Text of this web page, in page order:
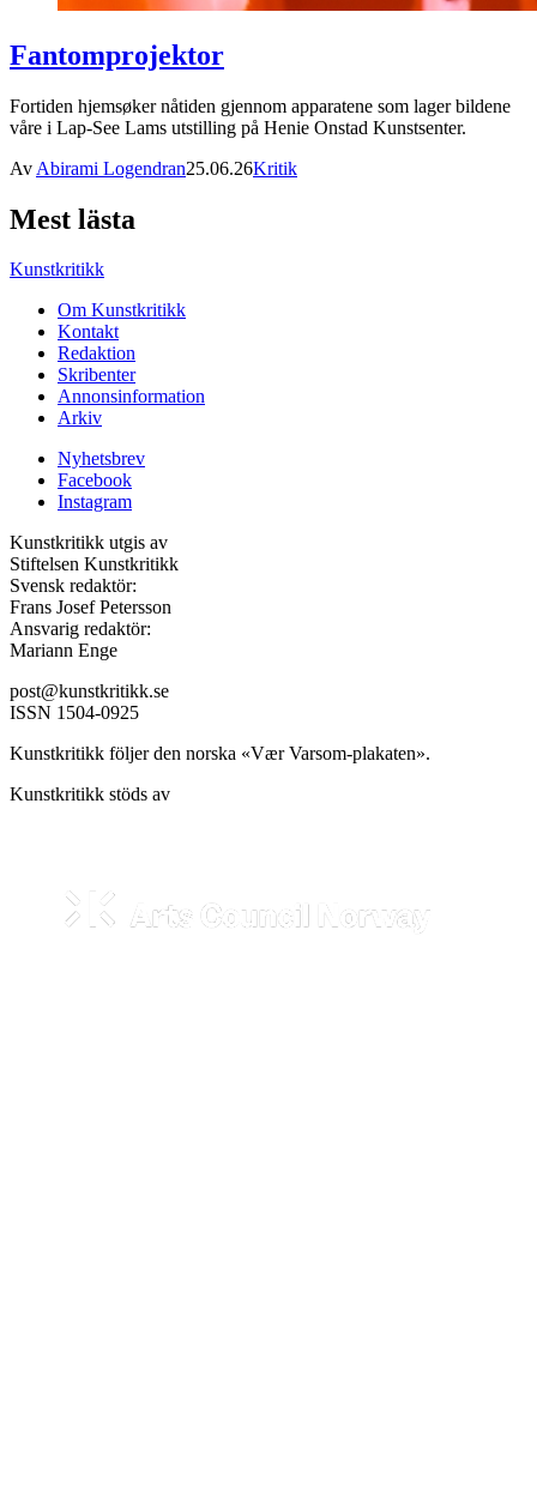
Fantomprojektor
Fortiden hjemsøker nåtiden gjennom apparatene som lager bildene
våre i Lap-See Lams utstilling på Henie Onstad Kunstsenter.
Av Abirami Logendran25.06.26Kritik
Mest lästa
Kunstkritikk
Om Kunstkritikk
Kontakt
Redaktion
Skribenter
Annonsinformation
Arkiv
Nyhetsbrev
Facebook
Instagram
Kunstkritikk utgis av
Stiftelsen Kunstkritikk
Svensk redaktör:
Frans Josef Petersson
Ansvarig redaktör:
Mariann Enge
post@kunstkritikk.se
ISSN 1504-0925
Kunstkritikk följer den norska «Vær Varsom-plakaten».
Kunstkritikk stöds av